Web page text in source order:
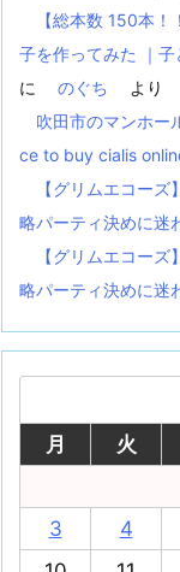
【総本数 150本
子を作ってみた ｜
に
のぐち
より
吹田市のマンホー
ce to buy cialis
【グリムエコー
略パーティ決めに迷
【グリムエコー
略パーティ決めに迷
月
火
3
4